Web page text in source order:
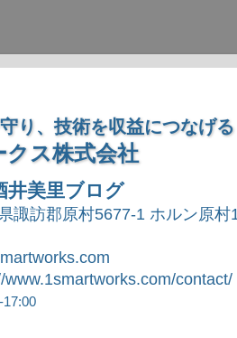
り、技術を収益につなげる
ス株式会社
井美里ブログ
諏訪郡原村5677-1 ホルン原村
contact/
17:00